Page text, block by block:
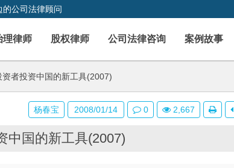
公司法律顾问
理律师 股权律师 公司法律咨询 案例故事
者投资中国的新工具(2007)
中国的新工具(2007)
杨春宝 2008/01/14 0 2,667